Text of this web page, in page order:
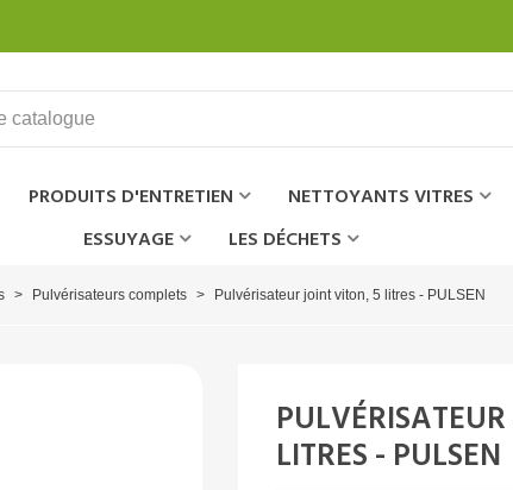
PRODUITS D'ENTRETIEN NETTOYANTS VITRES
ESSUYAGE
LES DÉCHETS
> Pulvérisateurs complets > Pulvérisateur joint viton, 5 litres - PULSEN
LITRES - PULSEN